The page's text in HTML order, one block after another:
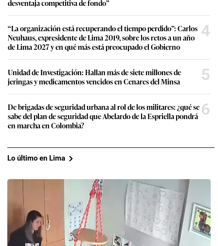
desventaja competitiva de fondo”
“La organización está recuperando el tiempo perdido”: Carlos
Neuhaus, expresidente de Lima 2019, sobre los retos a un año
de Lima 2027 y en qué más está preocupado el Gobierno
4
Unidad de Investigación: Hallan más de siete millones de
jeringas y medicamentos vencidos en Cenares del Minsa
5
De brigadas de seguridad urbana al rol de los militares: ¿qué se
sabe del plan de seguridad que Abelardo de la Espriella pondrá
en marcha en Colombia?
6
Lo último en Lima